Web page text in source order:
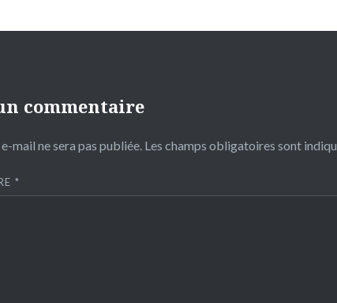
commentaire
mail ne sera pas publiée. Les champs obligatoires sont
*